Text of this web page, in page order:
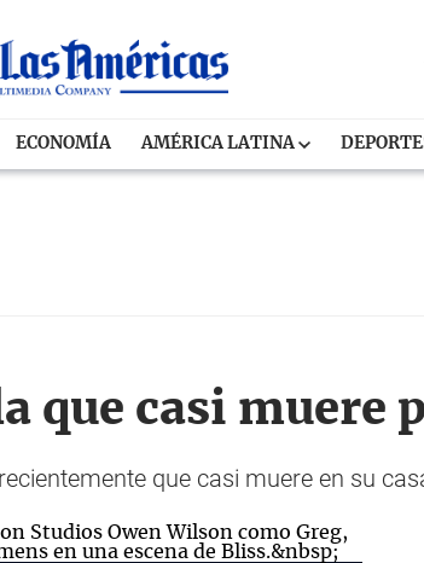
ECONOMÍA AMÉRICA LATINA
que casi muere
que casi muere en su